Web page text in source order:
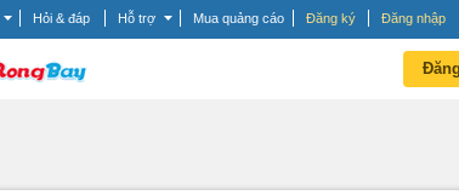
Hỏi & đáp Hỗ trợ Mua quảng cáo Đăng ký Đăng nhập